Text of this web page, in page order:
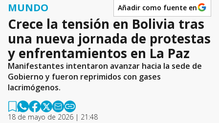
MUNDO Añadir como fuente en
Crece la tensión en Bolivia tras
una nueva jornada de protestas
y enfrentamientos en La Paz
Manifestantes intentaron avanzar hacia la sede de
Gobierno y fueron reprimidos con gases
lacrimógenos.
18 de mayo de 2026 | 21:48